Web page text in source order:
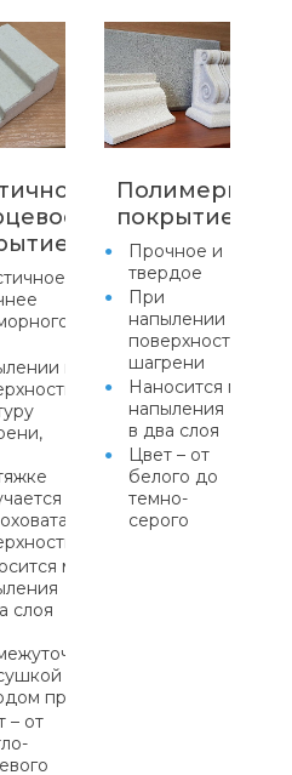
придает
равномерная
методом
слоя
или
протяжки
– от
покрытие
Прочное и
твердое
При
напылении
поверхности
шагрени
Наносится
напыления
в два слоя
Цвет – от
белого до
темно-
серого